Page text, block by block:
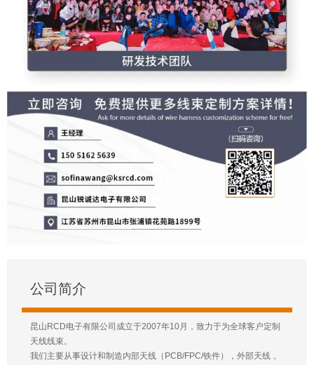
公司简介
昆山RCD电子有限公司成立于2007年10月，致力于为全球客户定制
天线线束。
我们主要从事设计和制造内部天线（PCB/FPC/铁件），外部天线，